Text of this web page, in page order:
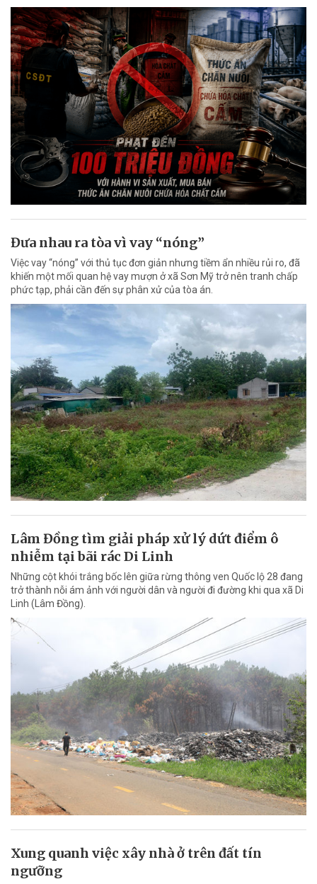
Đưa nhau ra tòa vì vay “nóng”
Việc vay “nóng” với thủ tục đơn giản nhưng tiềm ẩn nhiều rủi ro, đã
khiến một mối quan hệ vay mượn ở xã Sơn Mỹ trở nên tranh chấp
phức tạp, phải cần đến sự phân xử của tòa án.
Lâm Đồng tìm giải pháp xử lý dứt điểm ô
nhiễm tại bãi rác Di Linh
Những cột khói trắng bốc lên giữa rừng thông ven Quốc lộ 28 đang
trở thành nỗi ám ảnh với người dân và người đi đường khi qua xã Di
Linh (Lâm Đồng).
Xung quanh việc xây nhà ở trên đất tín
ngưỡng